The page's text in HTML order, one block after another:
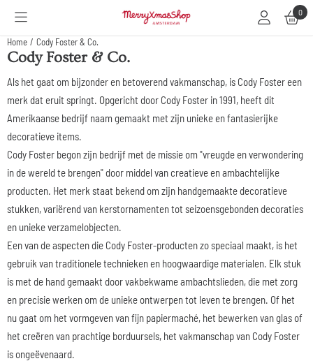
Cookievoorkeuren zijn beschikbaar. Kies instellingen of sta alle cookies toe.0
Home / Cody Foster & Co.
Cody Foster & Co.
Als het gaat om bijzonder en betoverend vakmanschap, is Cody Foster een
merk dat eruit springt. Opgericht door Cody Foster in 1991, heeft dit
Amerikaanse bedrijf naam gemaakt met zijn unieke en fantasierijke
decoratieve items.
Cody Foster begon zijn bedrijf met de missie om "vreugde en verwondering
in de wereld te brengen" door middel van creatieve en ambachtelijke
producten. Het merk staat bekend om zijn handgemaakte decoratieve
stukken, variërend van kerstornamenten tot seizoensgebonden decoraties
en unieke verzamelobjecten.
Een van de aspecten die Cody Foster-producten zo speciaal maakt, is het
gebruik van traditionele technieken en hoogwaardige materialen. Elk stuk
is met de hand gemaakt door vakbekwame ambachtslieden, die met zorg
en precisie werken om de unieke ontwerpen tot leven te brengen. Of het
nu gaat om het vormgeven van fijn papiermaché, het bewerken van glas of
het creëren van prachtige borduursels, het vakmanschap van Cody Foster
is ongeëvenaard.